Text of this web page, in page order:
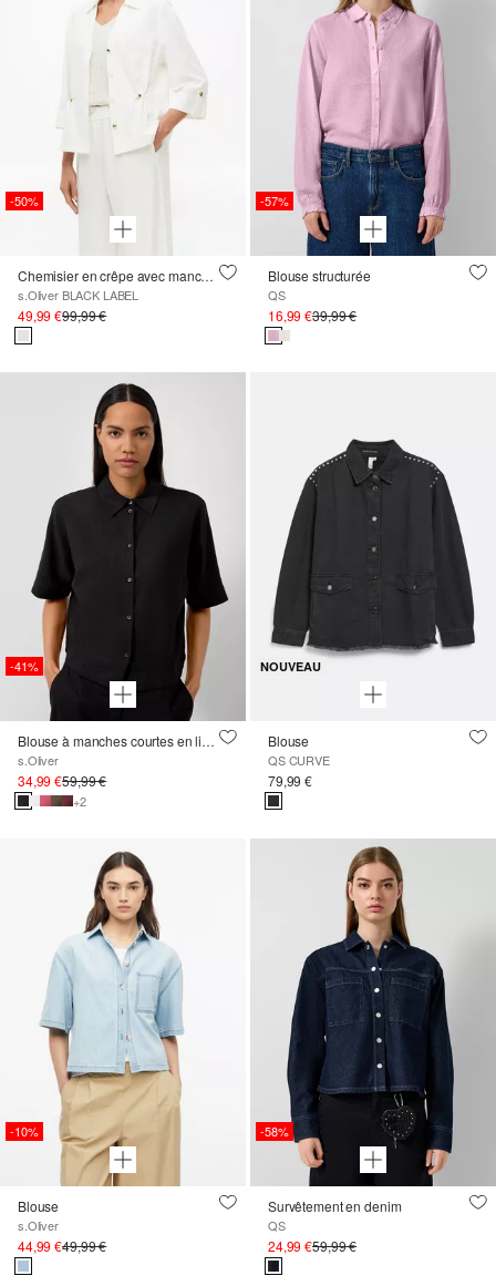
-50%
Chemisier en crêpe avec manches 3/4
s.Oliver BLACK LABEL
49,99 €99,99 €
-57%
Blouse structurée
QS
16,99 €39,99 €
-41%
Blouse à manches courtes en lin mélangé
s.Oliver
34,99 €59,99 €
+2
NOUVEAU
Blouse
QS CURVE
79,99 €
-10%
Blouse
s.Oliver
44,99 €49,99 €
-58%
Survêtement en denim
QS
24,99 €59,99 €